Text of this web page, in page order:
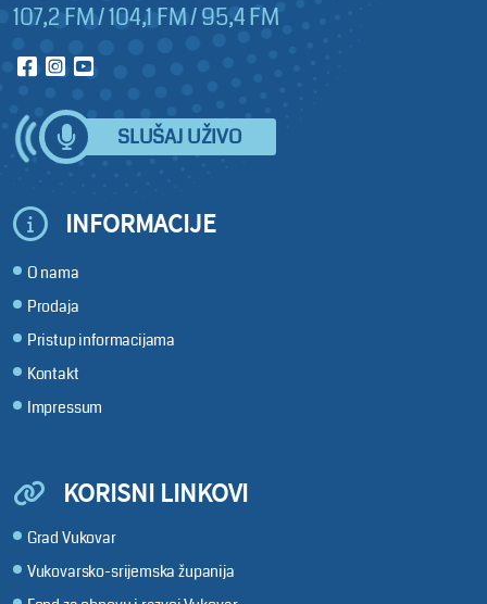
107,2 FM / 104,1 FM / 95,4 FM
SLUŠAJ UŽIVO
INFORMACIJE
O nama
Prodaja
Pristup informacijama
Kontakt
Impressum
KORISNI LINKOVI
Grad Vukovar
Vukovarsko-srijemska županija